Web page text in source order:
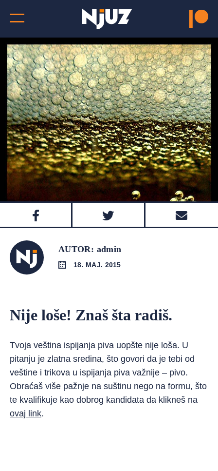
AUTOR: admin
18. MAJ. 2015
Nije loše! Znaš šta radiš.
Tvoja veština ispijanja piva uopšte nije loša. U
pitanju je zlatna sredina, što govori da je tebi od
veštine i trikova u ispijanja piva važnije – pivo.
Obraćaš više pažnje na suštinu nego na formu, što
te kvalifikuje kao dobrog kandidata da klikneš na
ovaj link.